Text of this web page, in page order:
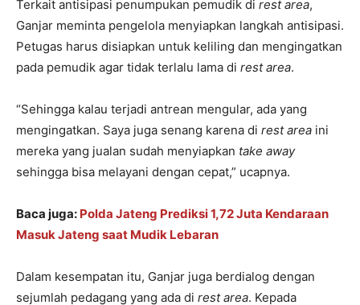
Terkait antisipasi penumpukan pemudik di rest area,
Ganjar meminta pengelola menyiapkan langkah antisipasi.
Petugas harus disiapkan untuk keliling dan mengingatkan
pada pemudik agar tidak terlalu lama di rest area.
“Sehingga kalau terjadi antrean mengular, ada yang
mengingatkan. Saya juga senang karena di rest area ini
mereka yang jualan sudah menyiapkan take away
sehingga bisa melayani dengan cepat,” ucapnya.
Baca juga: Polda Jateng Prediksi 1,72 Juta Kendaraan
Masuk Jateng saat Mudik Lebaran
Dalam kesempatan itu, Ganjar juga berdialog dengan
sejumlah pedagang yang ada di rest area. Kepada